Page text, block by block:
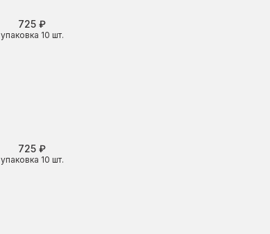
упаковка 10 шт.
725 ₽
упаковка 10 шт.
725 ₽